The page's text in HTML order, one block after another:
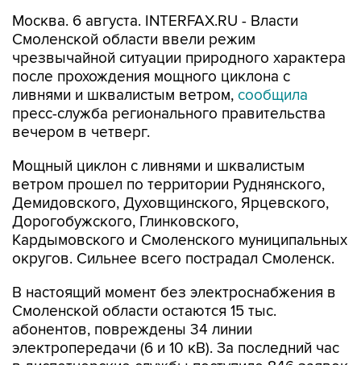
чрезвычайной ситуации природного характера
после прохождения мощного циклона с
ливнями и шквалистым ветром,сообщила
пресс-служба регионального правительства
вечером в четверг.
Мощный циклон с ливнями и шквалистым
Демидовского, Духовщинского, Ярцевского,
Дорогобужского, Глинковского,
Кардымовского и Смоленского муниципальных
округов. Сильнее всего пострадал Смоленск.
В настоящий момент без электроснабжения в
абонентов, повреждены 34 линии
электропередачи (6 и 10 кВ). За последний час
в диспетчерские службы поступило 846 заявок
об отключении.